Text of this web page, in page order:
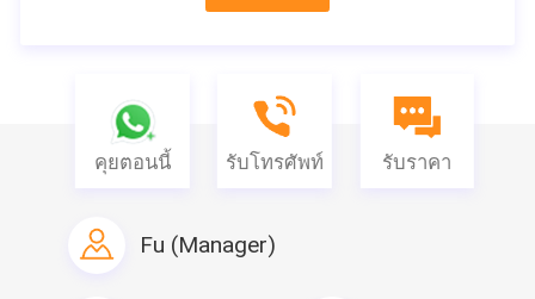
ชอบค่าจัดส่ง
Q2: ฉันเป็นผู้ค้าส่งขนาดเล็ก, คุณยอมรับคำสั่งขนาดเล็กหรือ
เติบโตไปพร้อมกับคุณด้วยกัน
คุยตอนนี้ รับโทรศัพท์ รับราคา
Fu (Manager)